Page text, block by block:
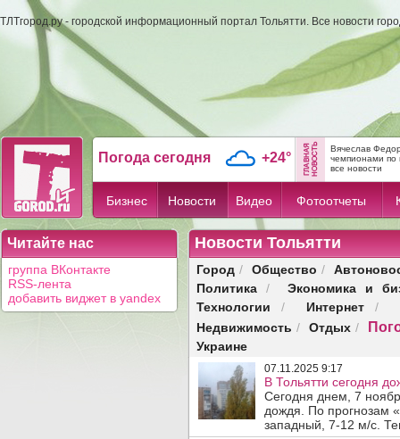
ТЛТгород.ру - городской информационный портал Тольятти. Все новости
Погода сегодня +24°
Вячеслав
чемпионами по
все новости
Бизнес Новости Видео Фотоотчеты
Читайте нас
группа ВКонтакте
RSS-лента
добавить виджет в yandex
Новости Тольятти
Город / Общество /
Политика /
Экономика и
Технологии / Интернет/
Недвижимость / Отдых /
Украине
07.11.2025 9:17
В Тольятти сегодня
Сегодня днем, 7
дождя. По прогнозам
западный, 7-12 м/с.